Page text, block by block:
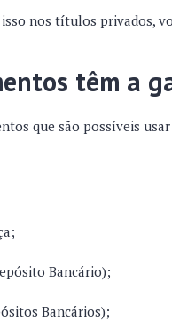
nos títulos privados,
têm a
que são possíveis
Bancário);
Bancários);